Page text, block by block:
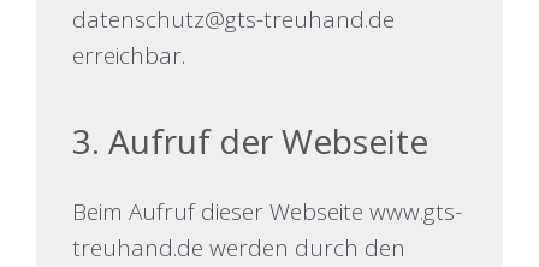
datenschutz@gts-treuhand.de
erreichbar.
3. Aufruf der Webseite
Beim Aufruf dieser Webseite www.gts-
treuhand.de werden durch den